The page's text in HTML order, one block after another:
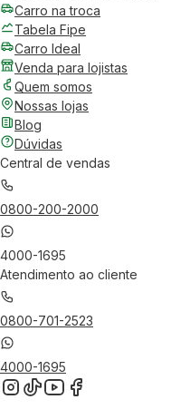
Carro na troca
Tabela Fipe
Carro Ideal
Venda para lojistas
Quem somos
Nossas lojas
Blog
Dúvidas
Central de vendas
0800-200-2000
4000-1695
Atendimento ao cliente
0800-701-2523
4000-1695